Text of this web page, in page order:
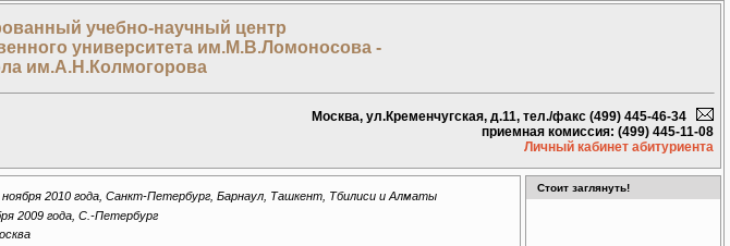
учебно-научный центр
университета им.М.В.Ломоносова -
им.А.Н.Колмогорова
Москва, ул.Кременчугская, д.11, тел./факс (499) 445-46-34
приемная комиссия: (499) 445-11-08
Личный кабинет абитуриента
ноября 2010 года, Санкт-Петербург, Барнаул, Ташкент, Тбилиси и Алматы
2009 года, С.-Петербург
Стоит заглянуть!